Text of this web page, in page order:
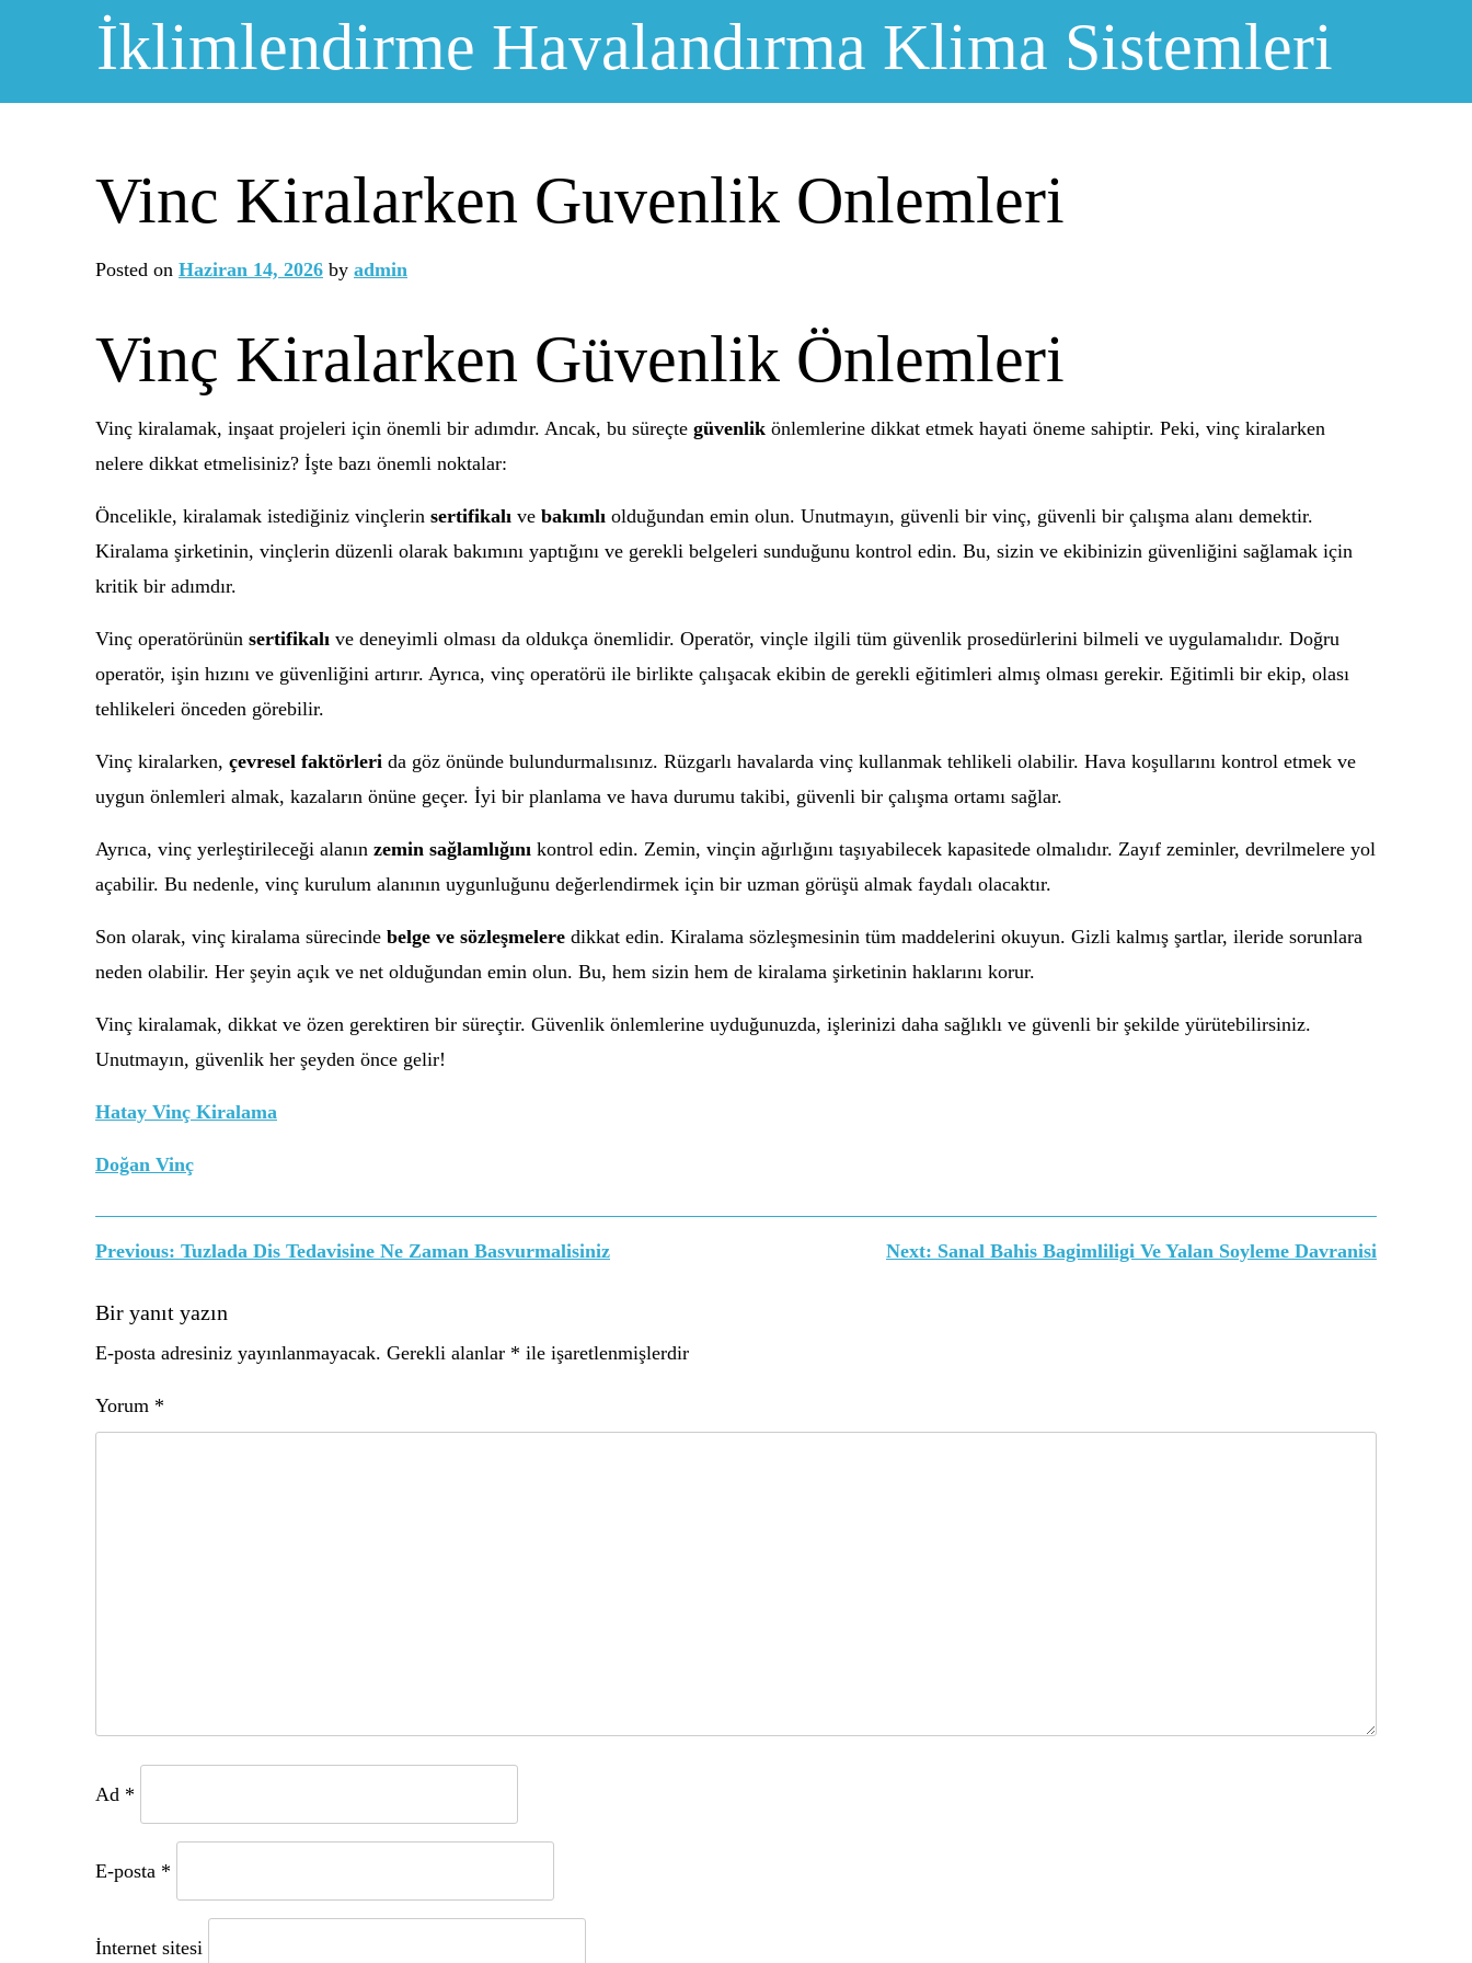
İklimlendirme Havalandırma Klima Sistemleri
Vinc Kiralarken Guvenlik Onlemleri
Posted on Haziran 14, 2026 by admin
Vinç Kiralarken Güvenlik Önlemleri
Vinç kiralamak, inşaat projeleri için önemli bir adımdır. Ancak, bu süreçte güvenlik önlemlerine dikkat etmek hayati öneme sahiptir. Peki, vinç kiralarken
nelere dikkat etmelisiniz? İşte bazı önemli noktalar:
Öncelikle, kiralamak istediğiniz vinçlerin sertifikalı ve bakımlı olduğundan emin olun. Unutmayın, güvenli bir vinç, güvenli bir çalışma alanı demektir.
Kiralama şirketinin, vinçlerin düzenli olarak bakımını yaptığını ve gerekli belgeleri sunduğunu kontrol edin. Bu, sizin ve ekibinizin güvenliğini sağlamak için
kritik bir adımdır.
Vinç operatörünün sertifikalı ve deneyimli olması da oldukça önemlidir. Operatör, vinçle ilgili tüm güvenlik prosedürlerini bilmeli ve uygulamalıdır. Doğru
operatör, işin hızını ve güvenliğini artırır. Ayrıca, vinç operatörü ile birlikte çalışacak ekibin de gerekli eğitimleri almış olması gerekir. Eğitimli bir ekip, olası
tehlikeleri önceden görebilir.
Vinç kiralarken, çevresel faktörleri da göz önünde bulundurmalısınız. Rüzgarlı havalarda vinç kullanmak tehlikeli olabilir. Hava koşullarını kontrol etmek ve
uygun önlemleri almak, kazaların önüne geçer. İyi bir planlama ve hava durumu takibi, güvenli bir çalışma ortamı sağlar.
Ayrıca, vinç yerleştirileceği alanın zemin sağlamlığını kontrol edin. Zemin, vinçin ağırlığını taşıyabilecek kapasitede olmalıdır. Zayıf zeminler, devrilmelere yol
açabilir. Bu nedenle, vinç kurulum alanının uygunluğunu değerlendirmek için bir uzman görüşü almak faydalı olacaktır.
Son olarak, vinç kiralama sürecinde belge ve sözleşmelere dikkat edin. Kiralama sözleşmesinin tüm maddelerini okuyun. Gizli kalmış şartlar, ileride sorunlara
neden olabilir. Her şeyin açık ve net olduğundan emin olun. Bu, hem sizin hem de kiralama şirketinin haklarını korur.
Vinç kiralamak, dikkat ve özen gerektiren bir süreçtir. Güvenlik önlemlerine uyduğunuzda, işlerinizi daha sağlıklı ve güvenli bir şekilde yürütebilirsiniz.
Unutmayın, güvenlik her şeyden önce gelir!
Hatay Vinç Kiralama
Doğan Vinç
Yazı
gezinmesi
Previous: Tuzlada Dis Tedavisine Ne Zaman Basvurmalisiniz Next: Sanal Bahis Bagimliligi Ve Yalan Soyleme Davranisi
Bir yanıt yazın
E-posta adresiniz yayınlanmayacak. Gerekli alanlar * ile işaretlenmişlerdir
Yorum *
Ad *
E-posta *
İnternet sitesi